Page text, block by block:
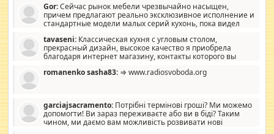
Gor:Сейчас рынок мебели чрезвычайно насыщен,
причем предлагают реально эксклюзивное исполнение и
стандартные модели малых серий кухонь, пока видел
стандартные формы, в MebelOk, креативненько и что главное -
со вкусом все в порядке, без ненужных наворотов удорожающих
мебель, а это не последний фактор.
tavaseni: Классическая кухня с угловым столом,
прекрасный дизайн, высокое качество я приобрела
благодаря интернет магазину, контакты которого вы
romanenko sasha83: ⇒ www.radiosvoboda.org
garciajsacramento: Потрібні термінові гроші? Ми можемо
допомогти! Ви зараз переживаєте або ви в біді? Таким
чином, ми даємо вам можливість розвивати нові